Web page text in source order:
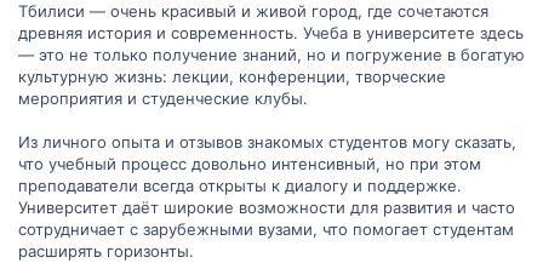
Тбилиси — очень красивый и живой город, где сочетаются
древняя история и современность. Учеба в университете здесь
— это не только получение знаний, но и погружение в богатую
культурную жизнь: лекции, конференции, творческие
мероприятия и студенческие клубы.
Из личного опыта и отзывов знакомых студентов могу сказать,
что учебный процесс довольно интенсивный, но при этом
преподаватели всегда открыты к диалогу и поддержке.
Университет даёт широкие возможности для развития и часто
сотрудничает с зарубежными вузами, что помогает студентам
расширять горизонты.